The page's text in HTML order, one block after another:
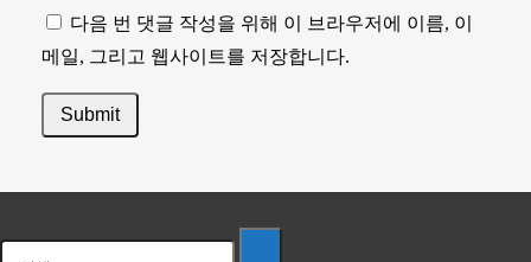
다음 번 댓글 작성을 위해 이 브라우저에 이름, 이
메일, 그리고 웹사이트를 저장합니다.